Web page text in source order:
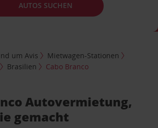
AUTOS SUCHEN
um Avis
Mietwagen-Stationen
Brasilien Cabo Branco
Autovermietung,
gemacht